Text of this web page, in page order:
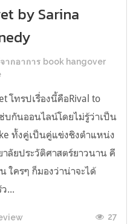
by Sarina
ากอาการ book hangover
โทรปเรื่องนี้คือRival to
กันออนไลน์โดยไม่รู้ว่าเป็น
ทั้งคู่เป็นคู่แข่งชิงตำแหน่ง
ลัยประวัติศาสตร์ยาวนาน คี
ใครๆ ก็มองว่าน่าจะได้
...
27